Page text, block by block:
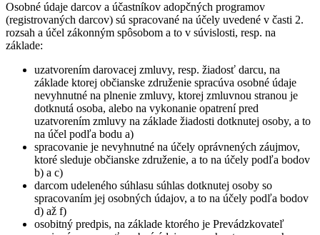
Osobné údaje darcov a účastníkov adopčných programov
(registrovaných darcov) sú spracované na účely uvedené v časti 2.
rozsah a účel zákonným spôsobom a to v súvislosti, resp. na
základe:
uzatvorením darovacej zmluvy, resp. žiadosť darcu, na
základe ktorej občianske združenie spracúva osobné údaje
nevyhnutné na plnenie zmluvy, ktorej zmluvnou stranou je
dotknutá osoba, alebo na vykonanie opatrení pred
uzatvorením zmluvy na základe žiadosti dotknutej osoby, a to
na účel podľa bodu a)
spracovanie je nevyhnutné na účely oprávnených záujmov,
ktoré sleduje občianske združenie, a to na účely podľa bodov
b) a c)
darcom udeleného súhlasu súhlas dotknutej osoby so
spracovaním jej osobných údajov, a to na účely podľa bodov
d) až f)
osobitný predpis, na základe ktorého je Prevádzkovateľ